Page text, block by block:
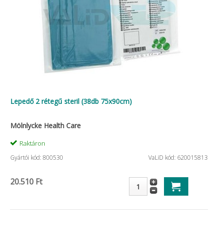
Lepedő 2 rétegű steril (38db 75x90cm)
Mölnlycke Health Care
Raktáron
Gyártói kód: 800530 VaLiD kód: 620015813
20.510 Ft